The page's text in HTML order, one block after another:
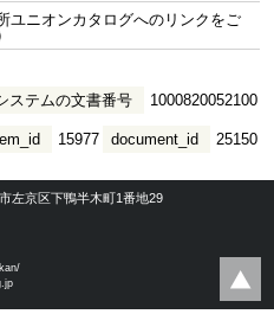
ユニオンカタログへのリンクをご
ステムの文書番号 1000820052100
document_id 25150
15977
左京区下鴨半木町1番地29